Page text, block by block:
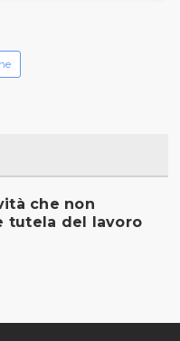
che non
tutela del lavoro